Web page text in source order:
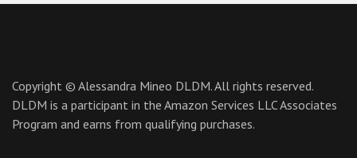
Copyright © Alessandra Mineo DLDM. All rights reserved.
DLDM is a participant in the Amazon Services LLC Associates
Program and earns from qualifying purchases.